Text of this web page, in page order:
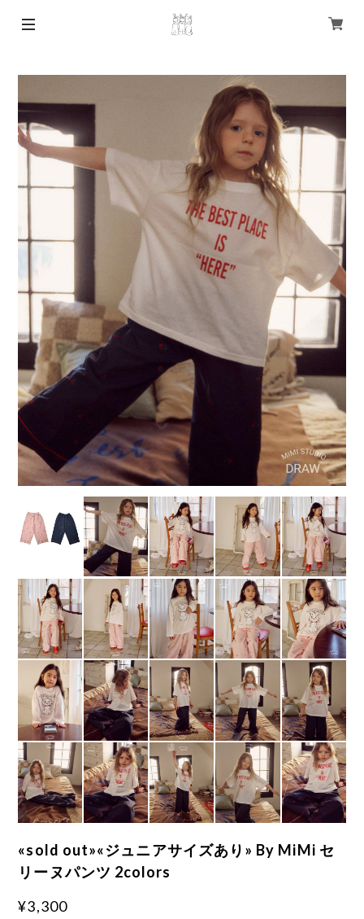
«sold out»«ジュニアサイズあり» By MiMi セ
リーヌパンツ 2colors
¥3,300